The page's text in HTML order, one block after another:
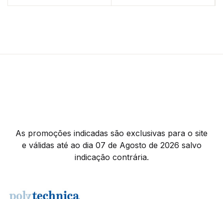
As promoções indicadas são exclusivas para o site
e válidas até ao dia 07 de Agosto de 2026 salvo
indicação contrária.